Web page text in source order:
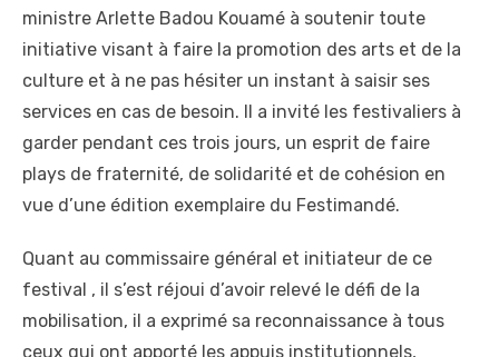
ministre Arlette Badou Kouamé à soutenir toute
initiative visant à faire la promotion des arts et de la
culture et à ne pas hésiter un instant à saisir ses
services en cas de besoin. Il a invité les festivaliers à
garder pendant ces trois jours, un esprit de faire
plays de fraternité, de solidarité et de cohésion en
vue d’une édition exemplaire du Festimandé.
Quant au commissaire général et initiateur de ce
festival , il s’est réjoui d’avoir relevé le défi de la
mobilisation, il a exprimé sa reconnaissance à tous
ceux qui ont apporté les appuis institutionnels,